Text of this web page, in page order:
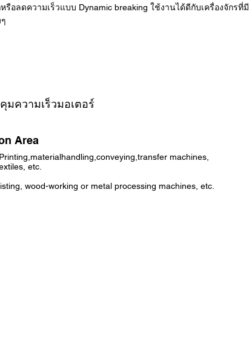
รือลดความเร็วแบบ Dynamic breaking ใช้งานได้ดีกับเครื่องจักรที่มี
มความเร็วมอเตอร์
Area
machines,
etc.
wood-working or metal processing machines, etc.